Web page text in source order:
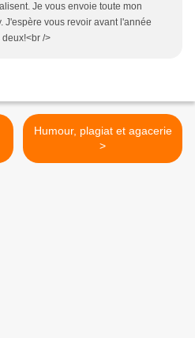
Je vous envoie toute mon
J'espère vous revoir avant l'année
/>
Humour, plagiat et agacerie
>